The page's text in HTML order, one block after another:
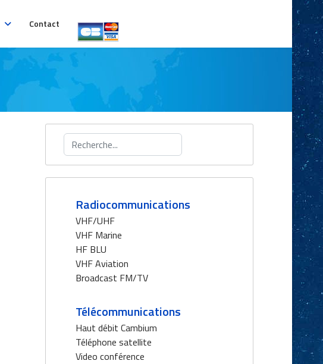
Contact
Rechercher
Radiocommunications
VHF/UHF
VHF Marine
HF BLU
VHF Aviation
Broadcast FM/TV
Télécommunications
Haut débit Cambium
Téléphone satellite
Video conférence